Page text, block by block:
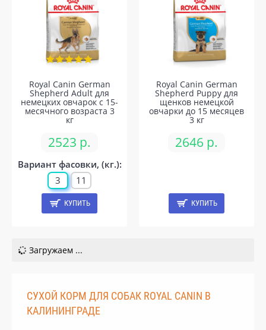
Royal Canin German
Shepherd Adult для
немецких овчарок с 15-
месячного возраста 3
кг
2523 р.
Вариант фасовки, (кг.):
3
11
КУПИТЬ
Royal Canin German
Shepherd Puppy для
щенков немецкой
овчарки до 15 месяцев
3 кг
2646 р.
КУПИТЬ
Загружаем ...
СУХОЙ КОРМ ДЛЯ СОБАК ROYAL CANIN В
КАЛИНИНГРАДЕ